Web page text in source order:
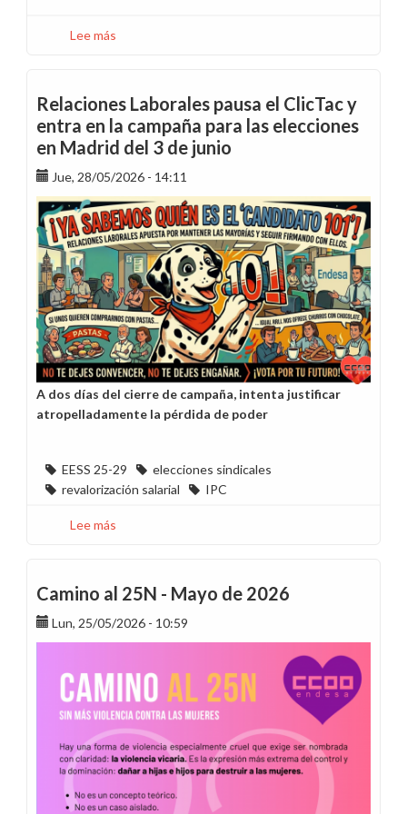
Lee más
treletreball
per
la
vistia
del
Papa
a
Barcelona
Relaciones Laborales pausa el ClicTac y
entra en la campaña para las elecciones
en Madrid del 3 de junio
Jue, 28/05/2026 - 14:11
A dos días del cierre de campaña, intenta justificar
atropelladamente la pérdida de poder
EESS 25-29
elecciones sindicales
revalorización salarial
IPC
Lee más
pausa
el
ClicTac
y
en
la
campaña
para
las
en
Camino al 25N - Mayo de 2026
Lun, 25/05/2026 - 10:59